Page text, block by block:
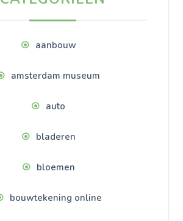
aanbouw
amsterdam museum
auto
bladeren
bloemen
bouwtekening online